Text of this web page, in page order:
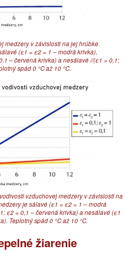
medzery v závislosti na jej hrúbke.
(ε1 = ε2 = 1 – modrá krivka),
– červená krivka) a nesálavé //(ε1 = 0,1;
spád 0 °C až 10 °C.
vzduchovej medzery v závislosti na
je sálavé (ε1 = ε2 = 1 – modrá
ε2 = 0,1 – červená krivka) a nesálavé (ε1
Teplotný spád 0 °C až 10 °C.
žiarenie